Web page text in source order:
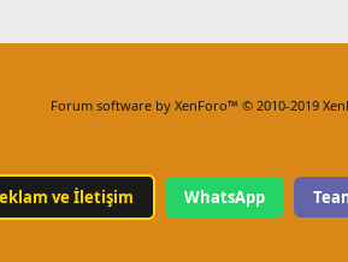
Forum software by XenForo™ © 2010-2019
ve İletişim WhatsApp